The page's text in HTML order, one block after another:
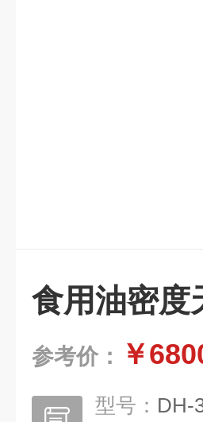
食用油密度
参考价： ￥
型号： DH-